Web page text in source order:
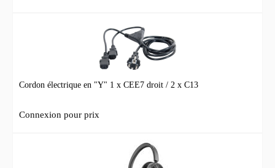
Cordon électrique en "Y" 1 x CEE7 droit / 2 x C13
Connexion pour prix